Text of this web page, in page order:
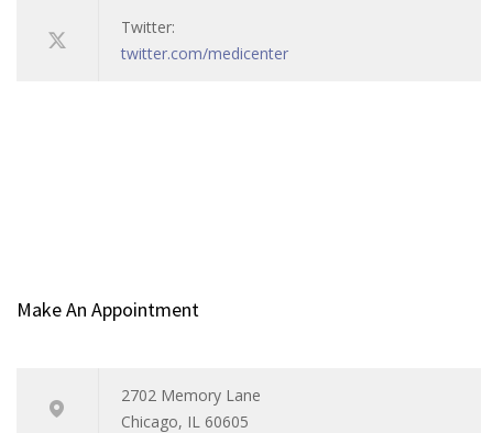
Twitter:
twitter.com/medicenter
Make An Appointment
2702 Memory Lane
Chicago, IL 60605